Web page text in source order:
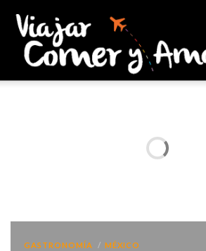
GASTRONOMÍA MÉXICO